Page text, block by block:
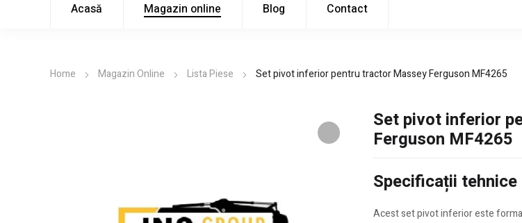
Acasă Magazin online Blog Contact
Home Magazin Online Lista Piese Set pivot inferior pentru tractor Massey Ferguson MF4265
Set pivot inferior
Ferguson MF4265
Specificații tehnice
Acest set pivot inferior este